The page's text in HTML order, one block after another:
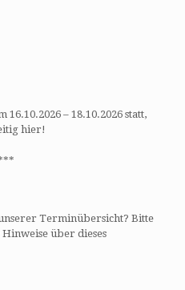
– 18.10.2026 statt,
hier!
Terminübersicht? Bitte
Hinweise über dieses